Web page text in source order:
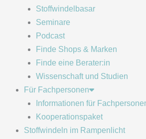
Stoffwindelbasar
Seminare
Podcast
Finde Shops & Marken
Finde eine Berater:in
Wissenschaft und Studien
Für Fachpersonen
Informationen für
Kooperationspaket
Stoffwindeln im Rampenlicht